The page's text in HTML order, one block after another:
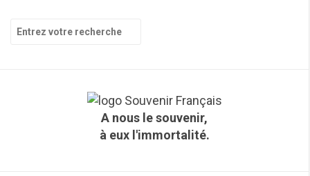
A nous le souvenir,
à eux l'immortalité.